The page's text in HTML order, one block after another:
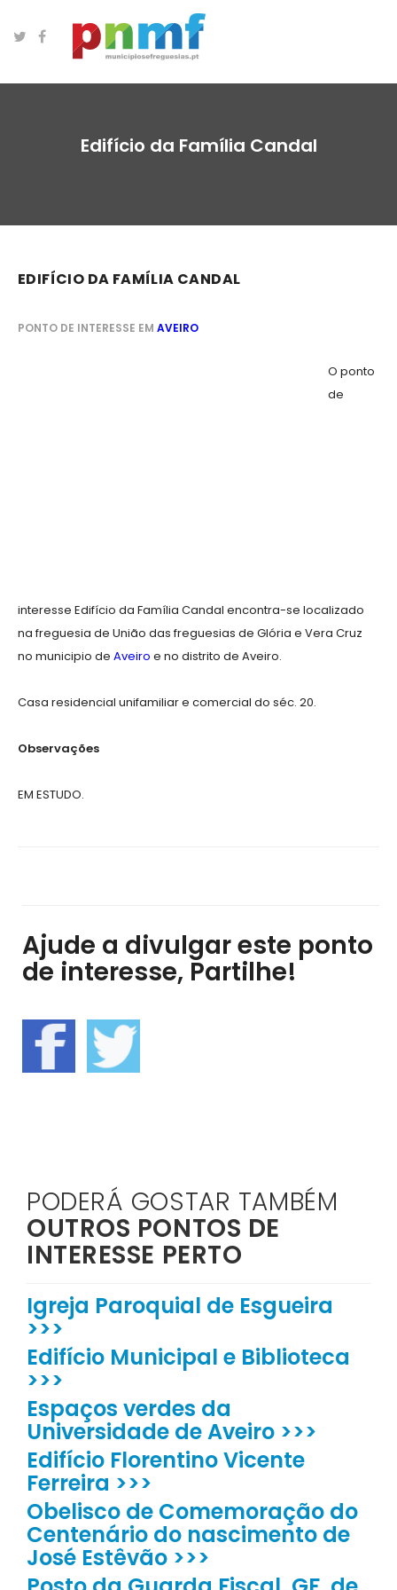
Edifício da Família Candal
EDIFÍCIO DA FAMÍLIA CANDAL
PONTO DE INTERESSE EM AVEIRO
O ponto
de
interesse Edifício da Família Candal encontra-se localizado
na freguesia de União das freguesias de Glória e Vera Cruz
no municipio de Aveiro e no distrito de Aveiro.
Casa residencial unifamiliar e comercial do séc. 20.
Observações
EM ESTUDO.
Ajude a divulgar este ponto
de interesse, Partilhe!
PODERÁ GOSTAR TAMBÉM
OUTROS PONTOS DE
INTERESSE PERTO
Igreja Paroquial de Esgueira
>>>
Edifício Municipal e Biblioteca
>>>
Espaços verdes da
Universidade de Aveiro >>>
Edifício Florentino Vicente
Ferreira >>>
Obelisco de Comemoração do
Centenário do nascimento de
José Estêvão >>>